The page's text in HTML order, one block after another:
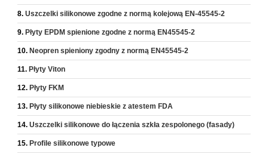
Uszczelki silikonowe zgodne z normą kolejową EN-45545-2
Płyty EPDM spienione zgodne z normą EN45545-2
Neopren spieniony zgodny z normą EN45545-2
Płyty Viton
Płyty FKM
Płyty silikonowe niebieskie z atestem FDA
Uszczelki silikonowe do łączenia szkła zespolonego (fasady)
Profile silikonowe typowe